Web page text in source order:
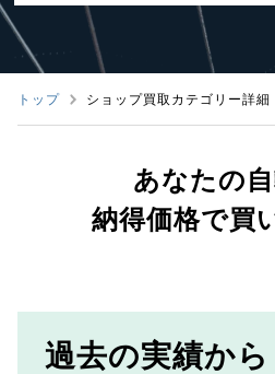
トップ ショップ買取カテゴリー詳細
あなたの自
納得価格で買
過去の実績から